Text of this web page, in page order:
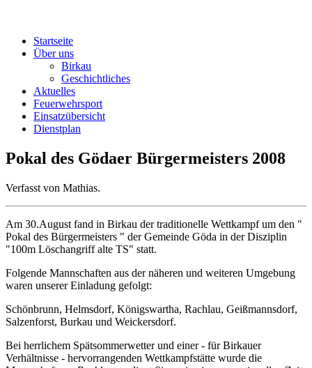
Startseite
Über uns
Birkau
Geschichtliches
Aktuelles
Feuerwehrsport
Einsatzübersicht
Dienstplan
Pokal des Gödaer Bürgermeisters 2008
Verfasst von Mathias.
Am 30.August fand in Birkau der traditionelle Wettkampf um den "
Pokal des Bürgermeisters " der Gemeinde Göda in der Disziplin
"100m Löschangriff alte TS" statt.
Folgende Mannschaften aus der näheren und weiteren Umgebung
waren unserer Einladung gefolgt:
Schönbrunn, Helmsdorf, Königswartha, Rachlau, Geißmannsdorf,
Salzenforst, Burkau und Weickersdorf.
Bei herrlichem Spätsommerwetter und einer - für Birkauer
Verhältnisse - hervorrangenden Wettkampfstätte wurde die